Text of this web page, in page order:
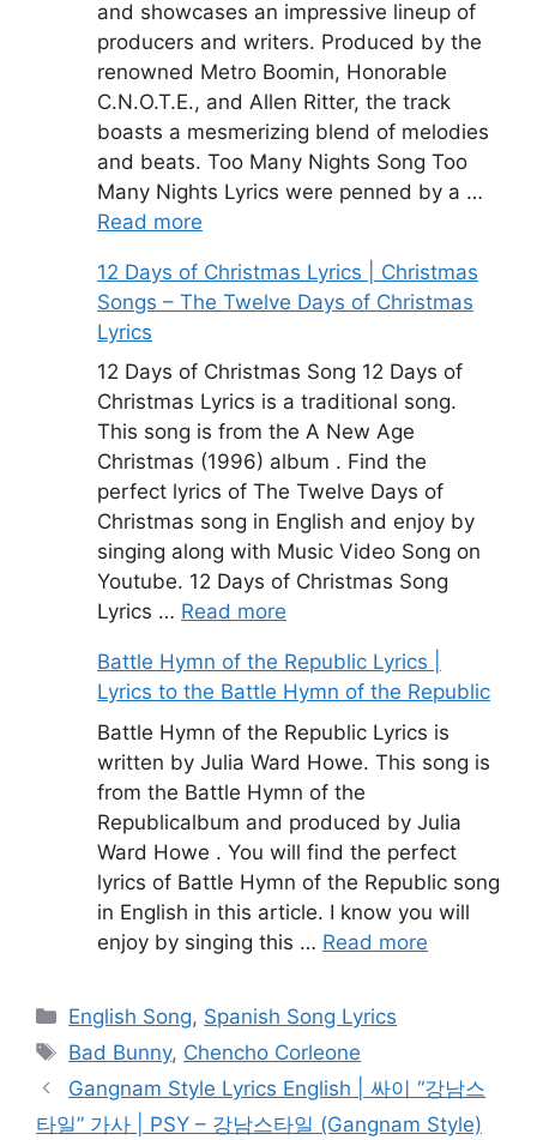
and showcases an impressive lineup of
producers and writers. Produced by the
renowned Metro Boomin, Honorable
C.N.O.T.E., and Allen Ritter, the track
boasts a mesmerizing blend of melodies
and beats. Too Many Nights Song Too
Many Nights Lyrics were penned by a …
Read more
12 Days of Christmas Lyrics | Christmas
Songs – The Twelve Days of Christmas
Lyrics
12 Days of Christmas Song 12 Days of
Christmas Lyrics is a traditional song.
This song is from the A New Age
Christmas (1996) album . Find the
perfect lyrics of The Twelve Days of
Christmas song in English and enjoy by
singing along with Music Video Song on
Youtube. 12 Days of Christmas Song
Lyrics … Read more
Battle Hymn of the Republic Lyrics |
Lyrics to the Battle Hymn of the Republic
Battle Hymn of the Republic Lyrics is
written by Julia Ward Howe. This song is
from the Battle Hymn of the
Republicalbum and produced by Julia
Ward Howe . You will find the perfect
lyrics of Battle Hymn of the Republic song
in English in this article. I know you will
enjoy by singing this … Read more
Categories
English Song, Spanish Song Lyrics
Tags
Bad Bunny, Chencho Corleone
Gangnam Style Lyrics English | 싸이 “강남스
타일” 가사 | PSY – 강남스타일 (Gangnam Style)